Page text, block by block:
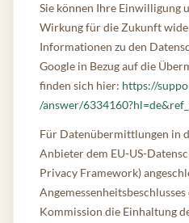
Sie können Ihre Einwilligung
Wirkung für die Zukunft
Informationen zu den
Google in Bezug auf die
finden sich hier: https://
/answer/6334160?hl=de
Für Datenübermittlungen in
Anbieter dem EU-US-
Privacy Framework)
Kommission die Einhaltung